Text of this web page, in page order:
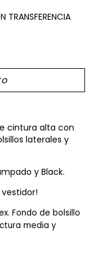
TRANSFERENCIA
cintura alta con
laterales y
y Black.
Fondo de bolsillo
media y